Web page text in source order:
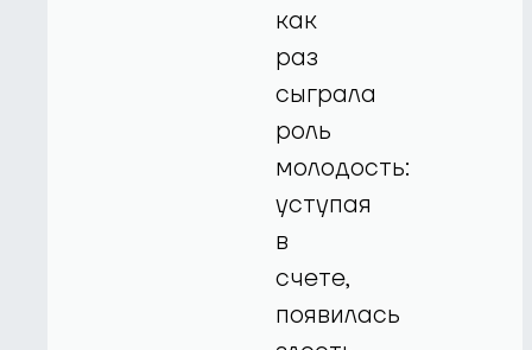
как
раз
сыграла
роль
молодость:
уступая
в
счете,
появилась